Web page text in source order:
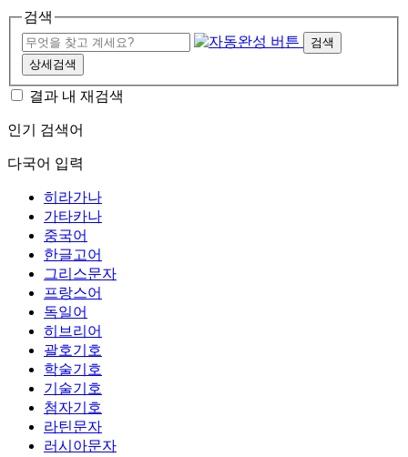
검색
검색
상세검색
결과 내 재검색
인기 검색어
다국어 입력
히라가나
가타카나
중국어
한글고어
그리스문자
프랑스어
독일어
히브리어
괄호기호
학술기호
기술기호
첨자기호
라틴문자
러시아문자